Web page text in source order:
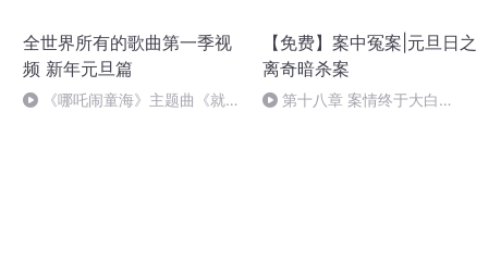
全世界所有的歌曲第一季视
频 新年元旦篇
《哪吒闹童海》主题曲《就是
【免费】案中冤案|元旦日之
离奇暗杀案
第十八章 案情终于大白